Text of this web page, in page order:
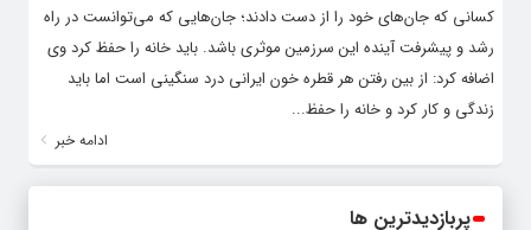
کسانی که جان‌های خود را از دست دادند؛ جان‌هایی که می‌توانست در راه
رشد و پیشرفت آینده این سرزمین موثری باشد. باید خانه را حفظ کرد وی
اضافه کرد: از بین رفتن هر قطره خون ایرانی درد سنگینی است اما باید
زندگی و کار کرد و خانه را حفظ...
ادامه خبر
پربازدیدترین ها